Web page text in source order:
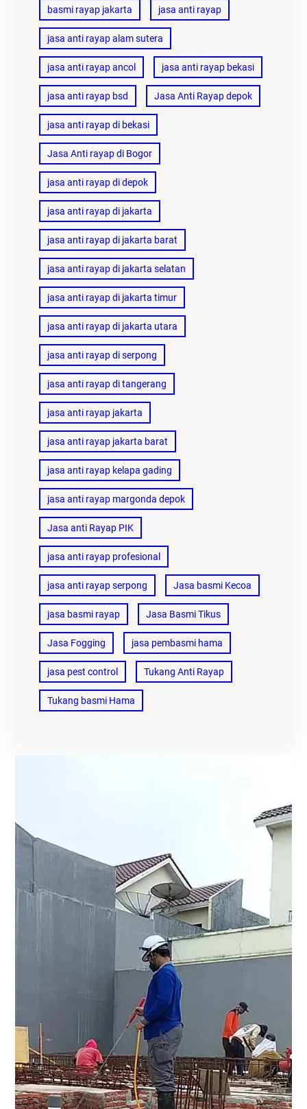
basmi rayap jakarta jasa anti rayap
jasa anti rayap alam sutera
jasa anti rayap ancol jasa anti rayap bekasi
jasa anti rayap bsd Jasa Anti Rayap depok
jasa anti rayap di bekasi
Jasa Anti rayap di Bogor
jasa anti rayap di depok
jasa anti rayap di jakarta
jasa anti rayap di jakarta barat
jasa anti rayap di jakarta selatan
jasa anti rayap di jakarta timur
jasa anti rayap di jakarta utara
jasa anti rayap di serpong
jasa anti rayap di tangerang
jasa anti rayap jakarta
jasa anti rayap jakarta barat
jasa anti rayap kelapa gading
jasa anti rayap margonda depok
Jasa anti Rayap PIK
jasa anti rayap profesional
jasa anti rayap serpong Jasa basmi Kecoa
jasa basmi rayap Jasa Basmi Tikus
Jasa Fogging jasa pembasmi hama
jasa pest control Tukang Anti Rayap
Tukang basmi Hama